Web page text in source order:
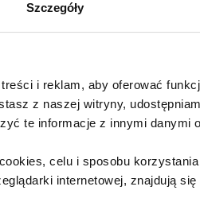
Szczegóły
i reklam, aby oferować
z naszej witryny,
te informacje z innymi danymi
celu i sposobu
internetowej, znajdują się